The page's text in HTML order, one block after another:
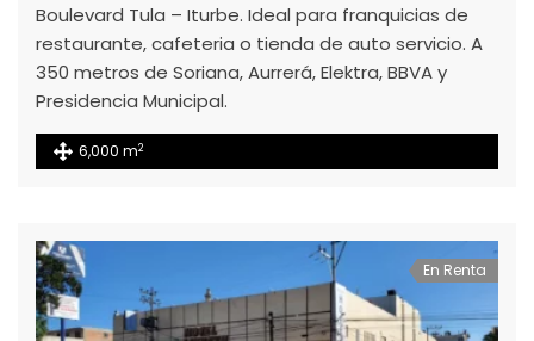
Boulevard Tula – Iturbe. Ideal para franquicias de
restaurante, cafeteria o tienda de auto servicio. A
350 metros de Soriana, Aurrerá, Elektra, BBVA y
Presidencia Municipal.
6,000 m2
En Renta